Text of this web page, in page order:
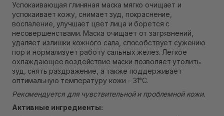
Самовывоз г. Ровно, ул. Кулика и Гудачека 23 (ТЦ
Экватор)
Нет в наличии!
Успокаивающая глиняная маска мягко очищает и
успокаивает кожу, снимает зуд, покраснение,
воспаление, улучшает цвет лица и борется с
несовершенствами. Маска очищает от загрязнений,
удаляет излишки кожного сала, способствует сужению
пор и нормализует работу сальных желез. Легкое
охлаждающее воздействие маски позволяет утолить
зуд, снять раздражение, а также поддерживает
оптимальную температуру кожи - 31°C.
Рекомендуется для чувствительной и проблемной кожи.
Активные ингредиенты: